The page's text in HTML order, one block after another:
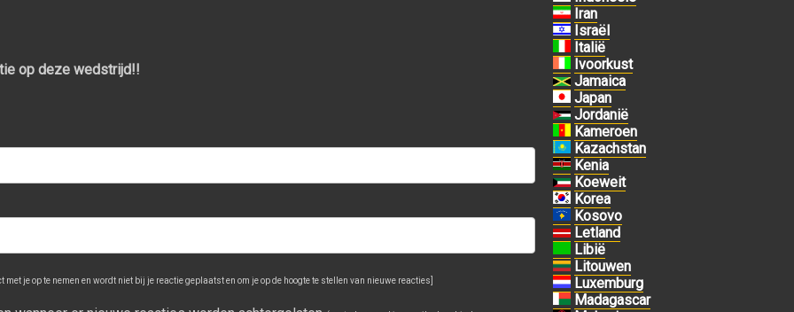
op deze wedstrijd!!
je op te nemen en wordt niet bij je reactie geplaatst en om je op de hoogte te stellen van nieuwe reacties]
Iran
Israël
Italië
Ivoorkust
Jamaica
Japan
Jordanië
Kameroen
Kazachstan
Kenia
Koeweit
Korea
Kosovo
Letland
Libië
Litouwen
Luxemburg
Madagascar